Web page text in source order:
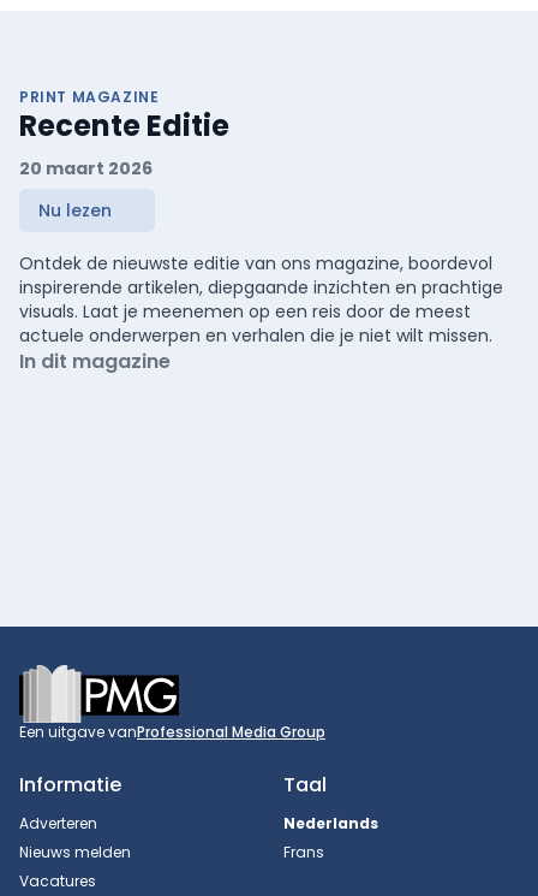
PRINT MAGAZINE
Recente Editie
20 maart 2026
Nu lezen
Ontdek de nieuwste editie van ons magazine, boordevol
inspirerende artikelen, diepgaande inzichten en prachtige
visuals. Laat je meenemen op een reis door de meest
actuele onderwerpen en verhalen die je niet wilt missen.
In dit magazine
Footer
Een uitgave vanProfessional Media Group
Informatie
Adverteren
Nieuws melden
Vacatures
Taal
Nederlands
Frans